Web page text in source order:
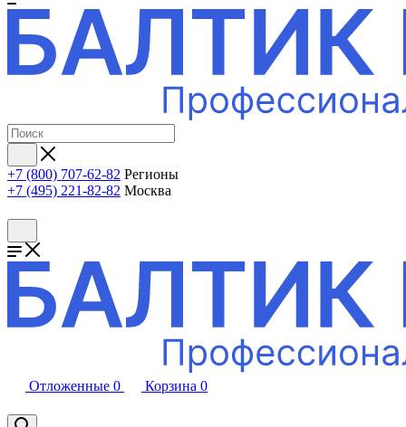
+7 (800) 707-62-82 Регионы
+7 (495) 221-82-82 Москва
Отложенные 0 Корзина 0